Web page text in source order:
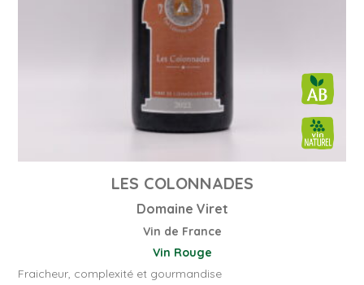
LES COLONNADES
Domaine Viret
Vin de France
Vin Rouge
Fraicheur, complexité et gourmandise